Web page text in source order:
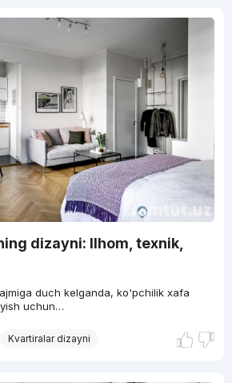
dizayni: Ilhom, texnik,
duch kelganda, ko'pchilik xafa
uchun…
Kvartiralar dizayni